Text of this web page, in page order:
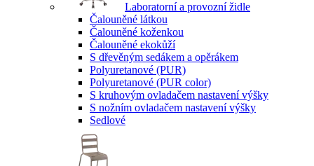
Laboratorní a provozní židle
Čalouněné látkou
Čalouněné koženkou
Čalouněné ekokůží
S dřevěným sedákem a opěrákem
Polyuretanové (PUR)
Polyuretanové (PUR color)
S kruhovým ovladačem nastavení výšky
S nožním ovladačem nastavení výšky
Sedlové